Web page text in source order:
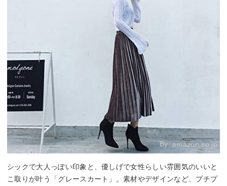
By:amazon.co.jp
シックで大人っぽい印象と、優しげで女性らしい雰囲気のいいと
こ取りが叶う「グレースカート」。素材やデザインなど、プチプ